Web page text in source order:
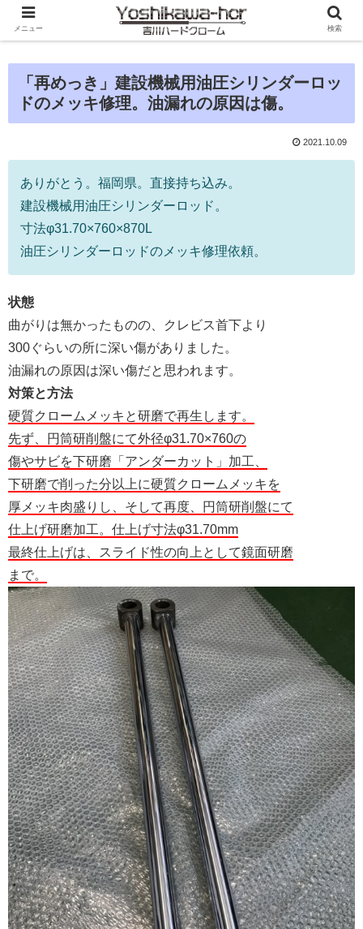
「再めっき」建設機械用油圧シリンダーロッ
ドのメッキ修理。油漏れの原因は傷。
2021.10.09
ありがとう。福岡県。直接持ち込み。
建設機械用油圧シリンダーロッド。
寸法φ31.70×760×870L
油圧シリンダーロッドのメッキ修理依頼。
状態
曲がりは無かったものの、クレビス首下より
300ぐらいの所に深い傷がありました。
油漏れの原因は深い傷だと思われます。
対策と方法
硬質クロームメッキと研磨で再生します。
先ず、円筒研削盤にて外径φ31.70×760の
傷やサビを下研磨「アンダーカット」加工、
下研磨で削った分以上に硬質クロームメッキを
厚メッキ肉盛りし、そして再度、円筒研削盤にて
仕上げ研磨加工。仕上げ寸法φ31.70mm
最終仕上げは、スライド性の向上として鏡面研磨
まで。
メニュー 検索